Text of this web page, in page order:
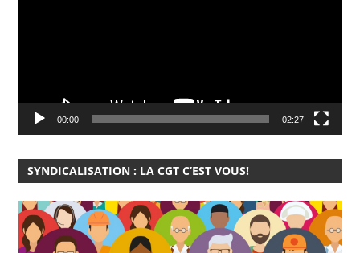
00:00 02:27
SYNDICALISATION : LA CGT C’EST VOUS!